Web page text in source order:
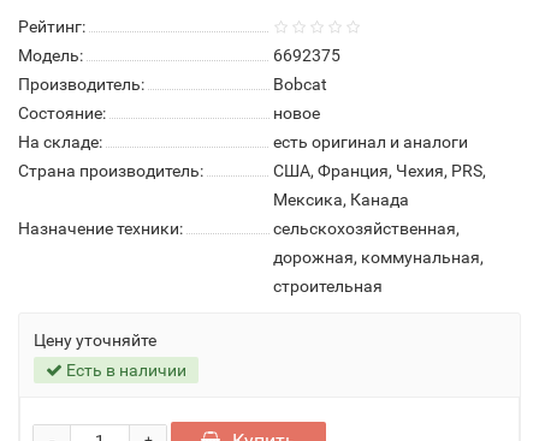
Рейтинг:
Модель:
6692375
Производитель:
Bobcat
Состояние:
новое
На складе:
есть оригинал и аналоги
Страна производитель:
США, Франция, Чехия, PRS,
Мексика, Канада
Назначение техники:
сельскохозяйственная,
дорожная, коммунальная,
строительная
Цену уточняйте
Есть в наличии